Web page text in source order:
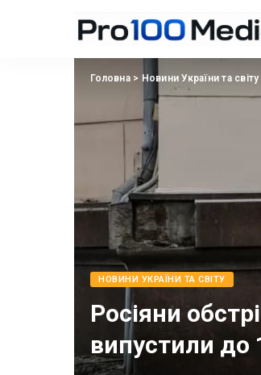
Головна> Новини України та світу
НОВИНИ УКРАЇНИ ТА СВІТУ
Росіяни
випустили до